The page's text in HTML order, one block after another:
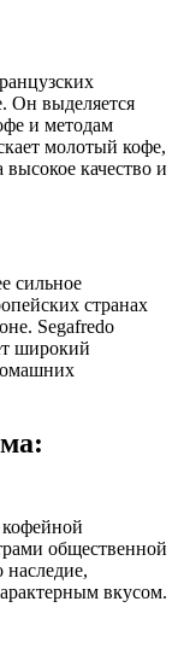
Он выделяется
и методам
молотый кофе,
качество и
сильное
странах
Segafredo
широкий
общественной
вкусом.